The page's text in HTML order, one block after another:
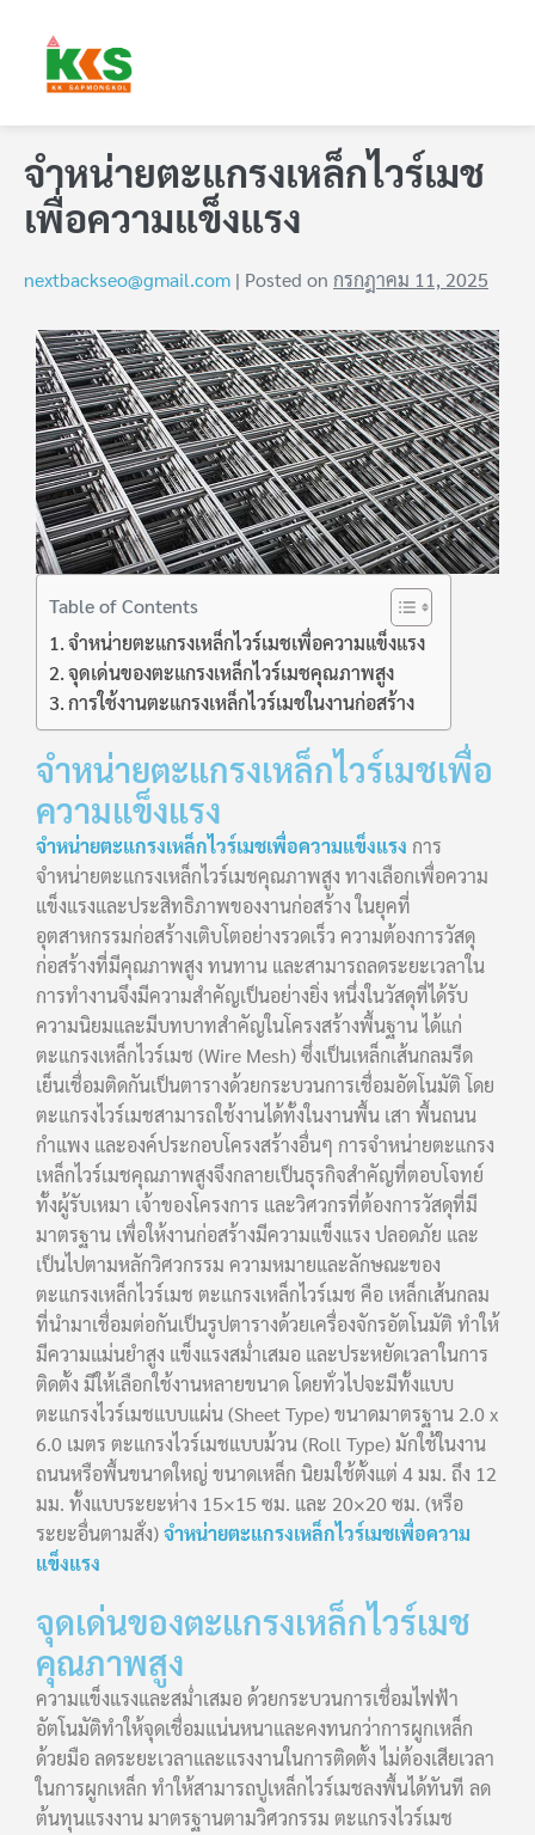
จำหน่ายตะแกรงเหล็กไวร์เมช
เพื่อความแข็งแรง
nextbackseo@gmail.com | Posted on กรกฎาคม 11, 2025
Table of Contents
จำหน่ายตะแกรงเหล็กไวร์เมชเพื่อความแข็งแรง
จุดเด่นของตะแกรงเหล็กไวร์เมชคุณภาพสูง
การใช้งานตะแกรงเหล็กไวร์เมชในงานก่อสร้าง
จำหน่ายตะแกรงเหล็กไวร์เมชเพื่อ
ความแข็งแรง
จำหน่ายตะแกรงเหล็กไวร์เมชเพื่อความแข็งแรง การ
จำหน่ายตะแกรงเหล็กไวร์เมชคุณภาพสูง ทางเลือกเพื่อความ
แข็งแรงและประสิทธิภาพของงานก่อสร้าง ในยุคที่
อุตสาหกรรมก่อสร้างเติบโตอย่างรวดเร็ว ความต้องการวัสดุ
ก่อสร้างที่มีคุณภาพสูง ทนทาน และสามารถลดระยะเวลาใน
การทำงานจึงมีความสำคัญเป็นอย่างยิ่ง หนึ่งในวัสดุที่ได้รับ
ความนิยมและมีบทบาทสำคัญในโครงสร้างพื้นฐาน ได้แก่
ตะแกรงเหล็กไวร์เมช (Wire Mesh) ซึ่งเป็นเหล็กเส้นกลมรีด
เย็นเชื่อมติดกันเป็นตารางด้วยกระบวนการเชื่อมอัตโนมัติ โดย
ตะแกรงไวร์เมชสามารถใช้งานได้ทั้งในงานพื้น เสา พื้นถนน
กำแพง และองค์ประกอบโครงสร้างอื่นๆ การจำหน่ายตะแกรง
เหล็กไวร์เมชคุณภาพสูงจึงกลายเป็นธุรกิจสำคัญที่ตอบโจทย์
ทั้งผู้รับเหมา เจ้าของโครงการ และวิศวกรที่ต้องการวัสดุที่มี
มาตรฐาน เพื่อให้งานก่อสร้างมีความแข็งแรง ปลอดภัย และ
เป็นไปตามหลักวิศวกรรม ความหมายและลักษณะของ
ตะแกรงเหล็กไวร์เมช ตะแกรงเหล็กไวร์เมช คือ เหล็กเส้นกลม
ที่นำมาเชื่อมต่อกันเป็นรูปตารางด้วยเครื่องจักรอัตโนมัติ ทำให้
มีความแม่นยำสูง แข็งแรงสม่ำเสมอ และประหยัดเวลาในการ
ติดตั้ง มีให้เลือกใช้งานหลายขนาด โดยทั่วไปจะมีทั้งแบบ
ตะแกรงไวร์เมชแบบแผ่น (Sheet Type) ขนาดมาตรฐาน 2.0 x
6.0 เมตร ตะแกรงไวร์เมชแบบม้วน (Roll Type) มักใช้ในงาน
ถนนหรือพื้นขนาดใหญ่ ขนาดเหล็ก นิยมใช้ตั้งแต่ 4 มม. ถึง 12
มม. ทั้งแบบระยะห่าง 15×15 ซม. และ 20×20 ซม. (หรือ
ระยะอื่นตามสั่ง)จำหน่ายตะแกรงเหล็กไวร์เมชเพื่อความ
แข็งแรง
จุดเด่นของตะแกรงเหล็กไวร์เมช
คุณภาพสูง
ความแข็งแรงและสม่ำเสมอ ด้วยกระบวนการเชื่อมไฟฟ้า
อัตโนมัติทำให้จุดเชื่อมแน่นหนาและคงทนกว่าการผูกเหล็ก
ด้วยมือ ลดระยะเวลาและแรงงานในการติดตั้ง ไม่ต้องเสียเวลา
ในการผูกเหล็ก ทำให้สามารถปูเหล็กไวร์เมชลงพื้นได้ทันที ลด
ต้นทุนแรงงาน มาตรฐานตามวิศวกรรม ตะแกรงไวร์เมช